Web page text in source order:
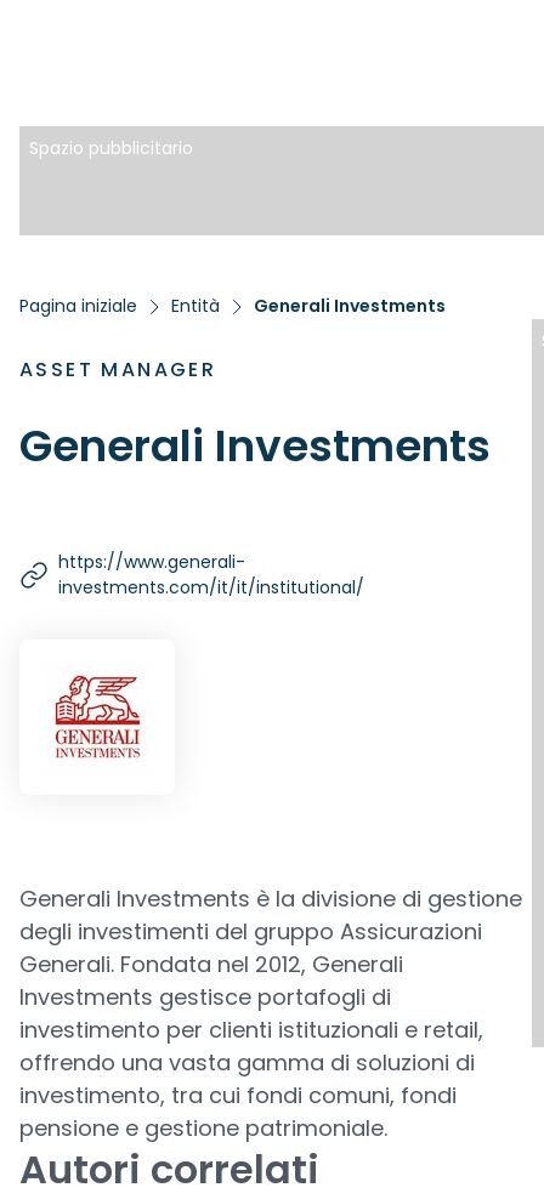
Spazio pubblicitario
Pagina iniziale Entità Generali Investments
ASSET MANAGER
Generali Investments
https://www.generali-
investments.com/it/it/institutional/
Generali Investments è la divisione di gestione
degli investimenti del gruppo Assicurazioni
Generali. Fondata nel 2012, Generali
Investments gestisce portafogli di
investimento per clienti istituzionali e retail,
offrendo una vasta gamma di soluzioni di
investimento, tra cui fondi comuni, fondi
pensione e gestione patrimoniale.
Autori correlati